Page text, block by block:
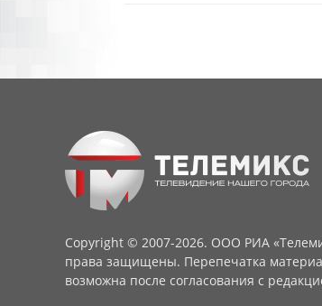
Copyright © 2007-2026. ООО РИА
права защищены. Перепечатка
возможна после согласования с